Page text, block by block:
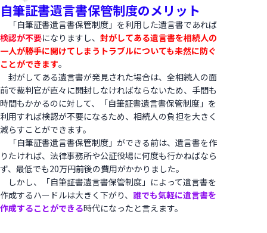
自筆証書遺言書保管制度のメリット
「自筆証書遺言書保管制度」を利用した遺言書であれば
検認が不要になりますし、 封がしてある遺言書を相続人の
一人が勝手に開けてしまうトラブルについても未然に防ぐ
ことができます。
封がしてある遺言書が発見された場合は、全相続人の面
前で裁判官が直々に開封しなければならないため、手間も
時間もかかるのに対して、「自筆証書遺言書保管制度」を
利用すれば検認が不要になるため、相続人の負担を大きく
減らすことができます。
「自筆証書遺言書保管制度」ができる前は、遺言書を作
りたければ、法律事務所や公証役場に何度も行かねばなら
ず、最低でも20万円前後の費用がかかりました。
しかし、「自筆証書遺言書保管制度」によって遺言書を
作成するハードルは大きく下がり、 誰でも気軽に遺言書を
作成することができる時代になったと言えます。